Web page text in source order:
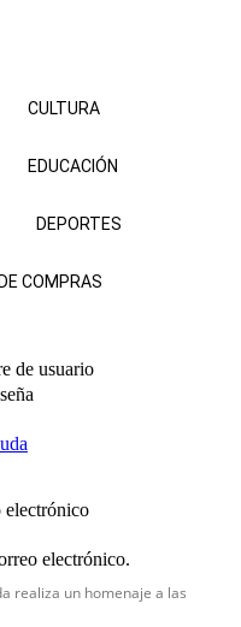
CULTURA
EDUCACIÓN
DEPORTES
DE COMPRAS
de usuario
electrónico
electrónico.
realiza un homenaje a las